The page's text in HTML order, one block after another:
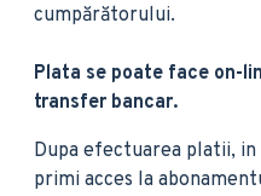
cumpărătorului.
Plata se poate face on-
transfer bancar.
Dupa efectuarea platii,
primi acces la